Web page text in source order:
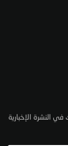
النشرة الإخبارية